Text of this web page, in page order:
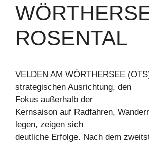
ROSENTAL
VELDEN AM WÖRTHERSEE
strategischen Ausrichtung, den
Fokus außerhalb der
Kernsaison auf Radfahren,
legen, zeigen sich
deutliche Erfolge. Nach dem